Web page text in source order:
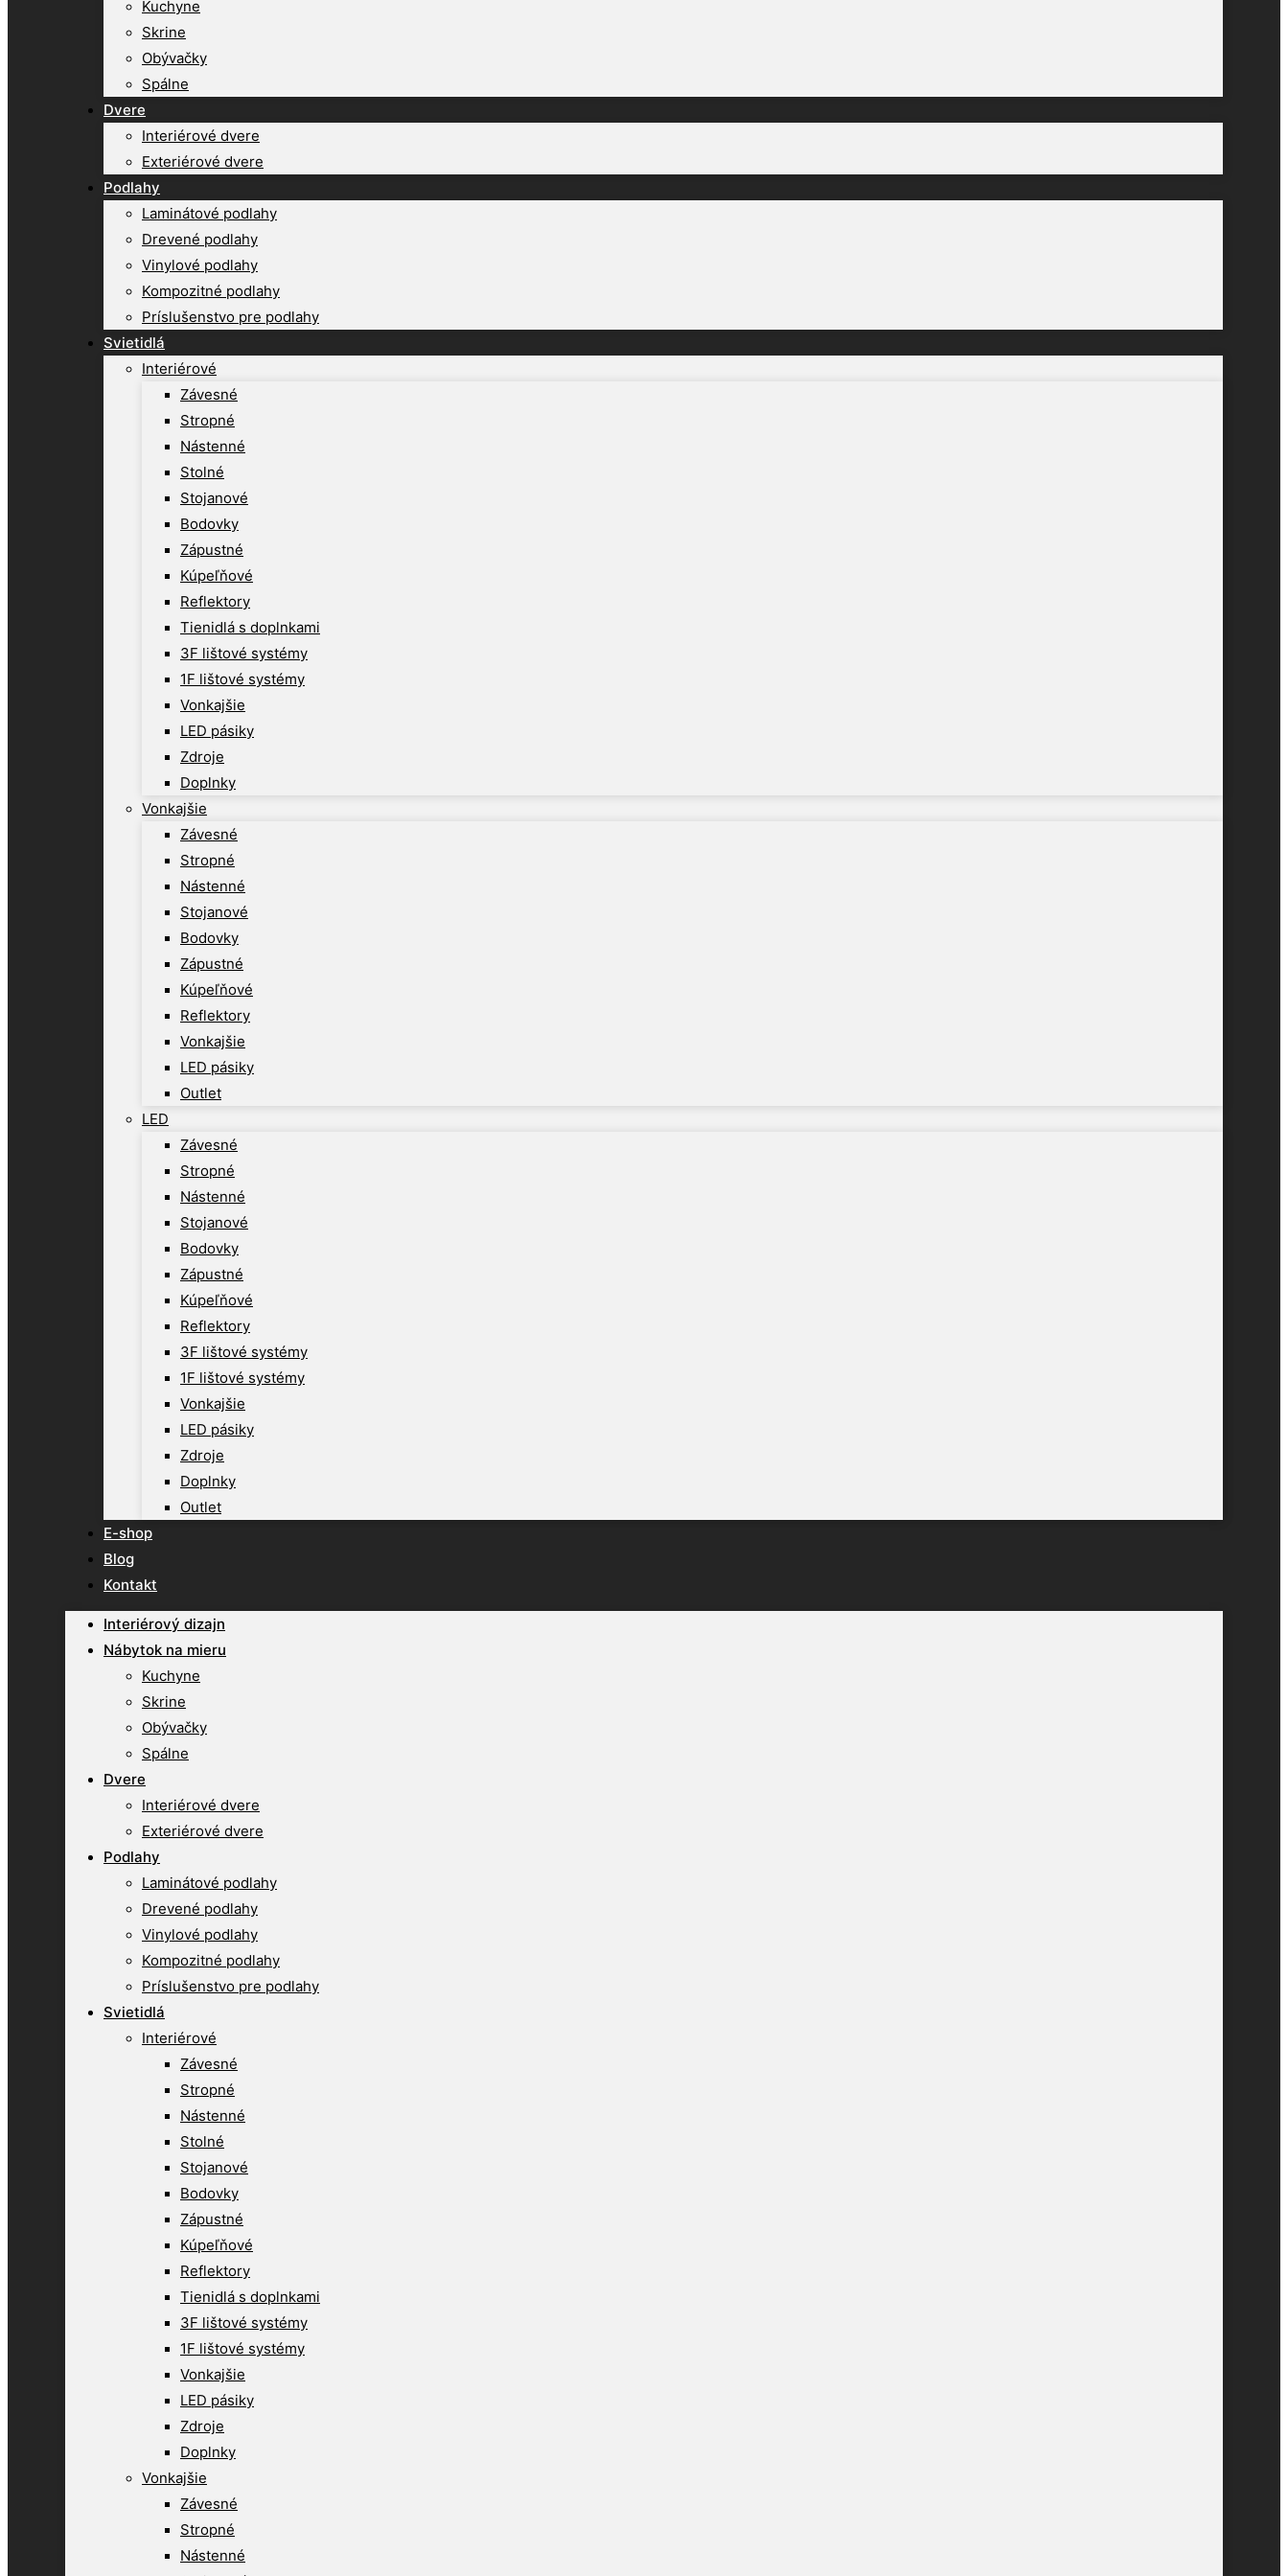
Kuchyne
Skrine
Obývačky
Spálne
Dvere
Interiérové dvere
Exteriérové dvere
Podlahy
Laminátové podlahy
Drevené podlahy
Vinylové podlahy
Kompozitné podlahy
Príslušenstvo pre podlahy
Svietidlá
Interiérové
Závesné
Stropné
Nástenné
Stolné
Stojanové
Bodovky
Zápustné
Kúpeľňové
Reflektory
Tienidlá s doplnkami
3F lištové systémy
1F lištové systémy
Vonkajšie
LED pásiky
Zdroje
Doplnky
Vonkajšie
Závesné
Stropné
Nástenné
Stojanové
Bodovky
Zápustné
Kúpeľňové
Reflektory
Vonkajšie
LED pásiky
Outlet
LED
Závesné
Stropné
Nástenné
Stojanové
Bodovky
Zápustné
Kúpeľňové
Reflektory
3F lištové systémy
1F lištové systémy
Vonkajšie
LED pásiky
Zdroje
Doplnky
Outlet
E-shop
Blog
Kontakt
Interiérový dizajn
Nábytok na mieru
Kuchyne
Skrine
Obývačky
Spálne
Dvere
Interiérové dvere
Exteriérové dvere
Podlahy
Laminátové podlahy
Drevené podlahy
Vinylové podlahy
Kompozitné podlahy
Príslušenstvo pre podlahy
Svietidlá
Interiérové
Závesné
Stropné
Nástenné
Stolné
Stojanové
Bodovky
Zápustné
Kúpeľňové
Reflektory
Tienidlá s doplnkami
3F lištové systémy
1F lištové systémy
Vonkajšie
LED pásiky
Zdroje
Doplnky
Vonkajšie
Závesné
Stropné
Nástenné